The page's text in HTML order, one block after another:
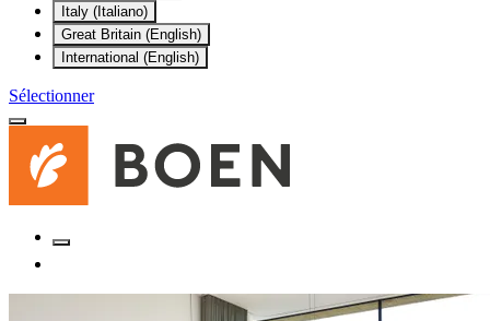
Italy (Italiano)
Great Britain (English)
International (English)
Sélectionner